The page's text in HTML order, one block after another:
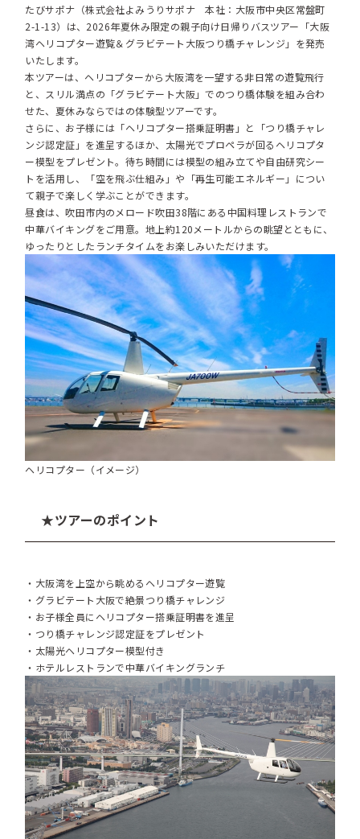
たびサポナ（株式会社よみうりサポナ 本社：大阪市中央区常盤町
2-1-13）は、2026年夏休み限定の親子向け日帰りバスツアー「大阪
湾ヘリコプター遊覧＆グラビテート大阪つり橋チャレンジ」を発売
いたします。
本ツアーは、ヘリコプターから大阪湾を一望する非日常の遊覧飛行
と、スリル満点の「グラビテート大阪」でのつり橋体験を組み合わ
せた、夏休みならではの体験型ツアーです。
さらに、お子様には「ヘリコプター搭乗証明書」と「つり橋チャレ
ンジ認定証」を進呈するほか、太陽光でプロペラが回るヘリコプタ
ー模型をプレゼント。待ち時間には模型の組み立てや自由研究シー
トを活用し、「空を飛ぶ仕組み」や「再生可能エネルギー」につい
て親子で楽しく学ぶことができます。
昼食は、吹田市内のメロード吹田38階にある中国料理レストランで
中華バイキングをご用意。地上約120メートルからの眺望とともに、
ゆったりとしたランチタイムをお楽しみいただけます。
ヘリコプター（イメージ）
★ツアーのポイント
・大阪湾を上空から眺めるヘリコプター遊覧
・グラビテート大阪で絶景つり橋チャレンジ
・お子様全員にヘリコプター搭乗証明書を進呈
・つり橋チャレンジ認定証をプレゼント
・太陽光ヘリコプター模型付き
・ホテルレストランで中華バイキングランチ